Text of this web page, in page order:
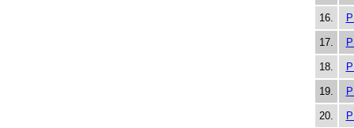
16.
17.
18.
19.
20.